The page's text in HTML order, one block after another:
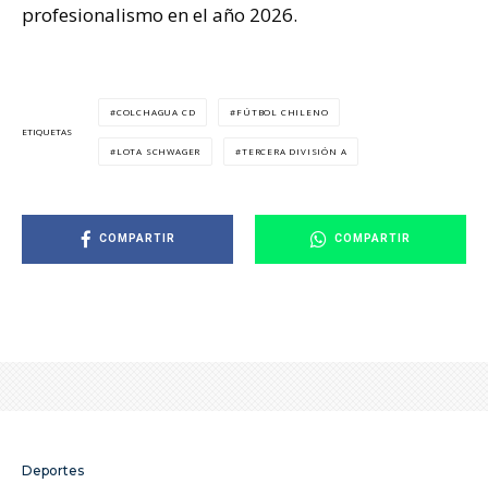
profesionalismo en el año 2026.
ETIQUETAS
COLCHAGUA CD FÚTBOL CHILENO
LOTA SCHWAGER TERCERA DIVISIÓN A
COMPARTIR COMPARTIR
Deportes